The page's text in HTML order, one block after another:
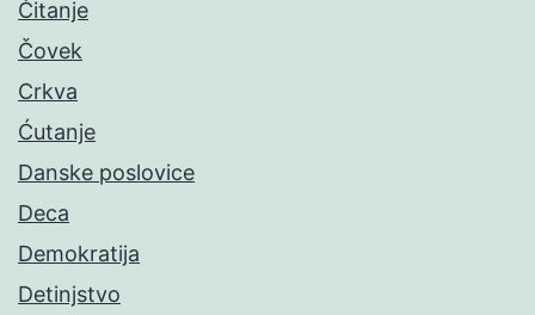
Čitanje
Čovek
Crkva
Ćutanje
Danske poslovice
Deca
Demokratija
Detinjstvo